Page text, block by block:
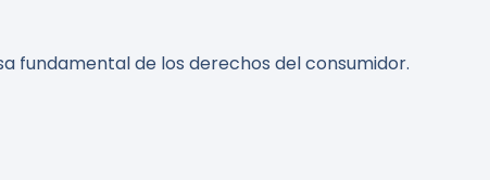
fundamental de los derechos del consumidor.